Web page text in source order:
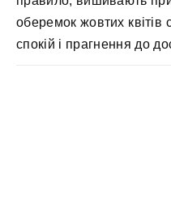
оберемок жовтих квітів
спокій і прагнення до